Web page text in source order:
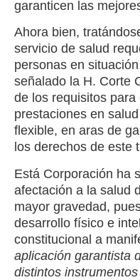
garanticen las
Ahora bien,
servicio de salud
personas en
señalado la H. Corte
de los requisitos
prestaciones en
flexible, en aras de
los derechos de este
Está Corporación ha
afectación a la salud
mayor gravedad,
desarrollo físico e
constitucional a
aplicación garantista
distintos